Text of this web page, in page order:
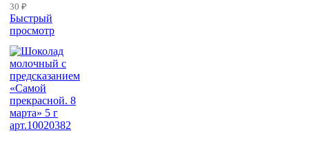
30 ₽
Быстрый
просмотр